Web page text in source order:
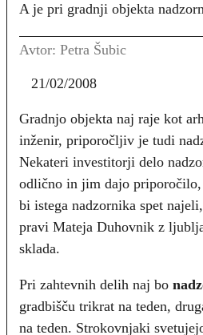
A je pri gradnji objekta
Avtor: Petra Šubic
21/02/2008
Gradnjo objekta naj raje kot
inženir, priporočljiv je tudi
Nekateri investitorji delo
odlično in jim dajo
bi istega nadzornika spet
pravi Mateja Duhovnik z
sklada.
Pri zahtevnih delih naj bo
gradbišču trikrat na teden,
na teden. Strokovnjaki